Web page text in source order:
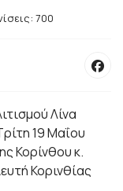
700
Λίνα
19 Μαΐου
Κορίνθου κ.
Κορινθίας